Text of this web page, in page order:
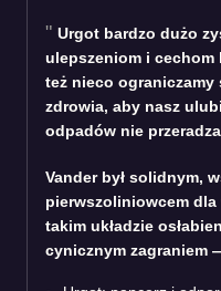
Urgot bardzo dużo
ulepszeniom i cechom
też nieco
zdrowia, aby nasz
odpadów nie
Vander był solidnym,
pierwszoliniowcem
takim układzie
cynicznym zagraniem